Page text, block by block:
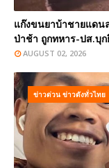
แก๊งขนยาบ้าชายแดน
ป่าช้า ถูกทหาร-ปส.บุก
AUGUST 02, 2026
ข่าวด่วน ข่าวดังทั่วไทย